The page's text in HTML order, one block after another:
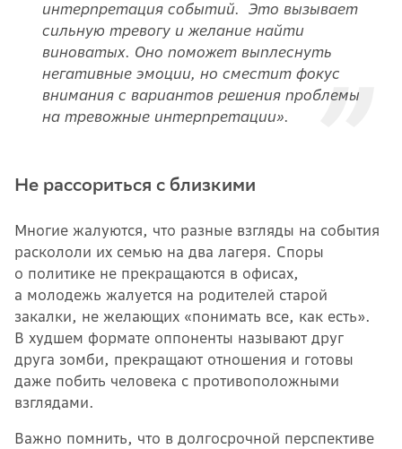
интерпретация событий. Это вызывает
сильную тревогу и желание найти
виноватых. Оно поможет выплеснуть
негативные эмоции, но сместит фокус
внимания с вариантов решения проблемы
на тревожные интерпретации».
Не рассориться с близкими
Многие жалуются, что разные взгляды на события
раскололи их семью на два лагеря. Споры
о политике не прекращаются в офисах,
а молодежь жалуется на родителей старой
закалки, не желающих «понимать все, как есть».
В худшем формате оппоненты называют друг
друга зомби, прекращают отношения и готовы
даже побить человека с противоположными
взглядами.
Важно помнить, что в долгосрочной перспективе